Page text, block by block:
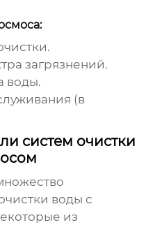
загрязнений.
воды.
(в
систем очистки
воды с
из